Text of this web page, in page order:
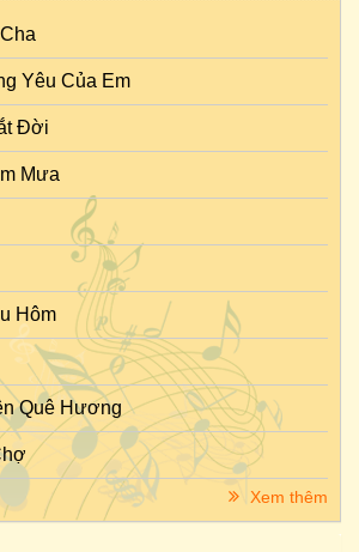
Yêu Của Em
Đời
Mưa
Hôm
Quê Hương
Xem thêm